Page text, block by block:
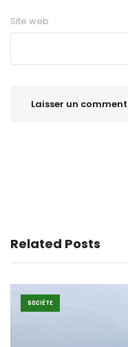
Site web
Related Posts
SOCIÉTE